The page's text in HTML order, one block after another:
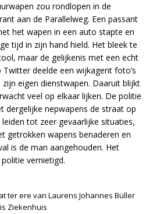
zou rondlopen in de
aan de Parallelweg. Een passant
het wapen in een auto stapte en
tijd in zijn hand hield. Het bleek te
maar de gelijkenis met een echt
deelde een wijkagent foto’s
eigen dienstwapen. Daaruit blijkt
veel op elkaar lijken. De politie
dergelijke nepwapens de straat op
tot zeer gevaarlijke situaties,
getrokken wapens benaderen en
is de man aangehouden. Het
vernietigd.
ter ere van Laurens Johannes Büller
Ziekenhuis